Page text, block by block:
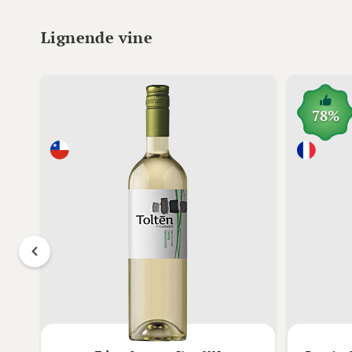
Lignende vine
78%